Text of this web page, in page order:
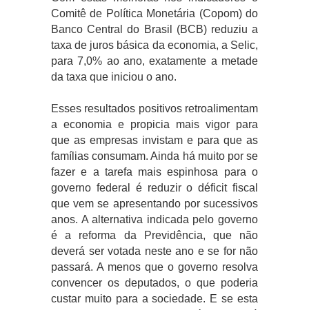
Comitê de Política Monetária (Copom) do
Banco Central do Brasil (BCB) reduziu a
taxa de juros básica da economia, a Selic,
para 7,0% ao ano, exatamente a metade
da taxa que iniciou o ano.
Esses resultados positivos retroalimentam
a economia e propicia mais vigor para
que as empresas invistam e para que as
famílias consumam. Ainda há muito por se
fazer e a tarefa mais espinhosa para o
governo federal é reduzir o déficit fiscal
que vem se apresentando por sucessivos
anos. A alternativa indicada pelo governo
é a reforma da Previdência, que não
deverá ser votada neste ano e se for não
passará. A menos que o governo resolva
convencer os deputados, o que poderia
custar muito para a sociedade. E se esta